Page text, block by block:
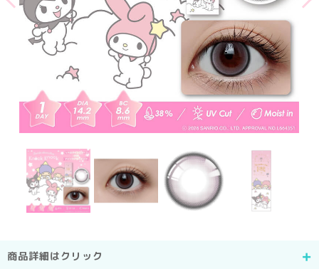
商品詳細はクリック